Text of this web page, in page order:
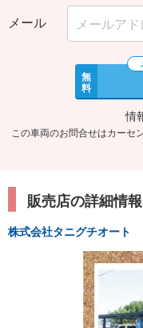
メール
無
料
情
この車両のお問合せはカーセ
販売店の詳細情報
株式会社タニグチオート